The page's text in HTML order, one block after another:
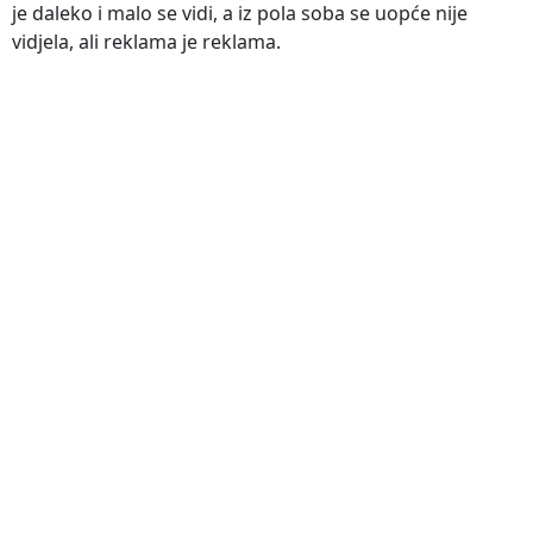
je daleko i malo se vidi, a iz pola soba se uopće nije
vidjela, ali reklama je reklama.